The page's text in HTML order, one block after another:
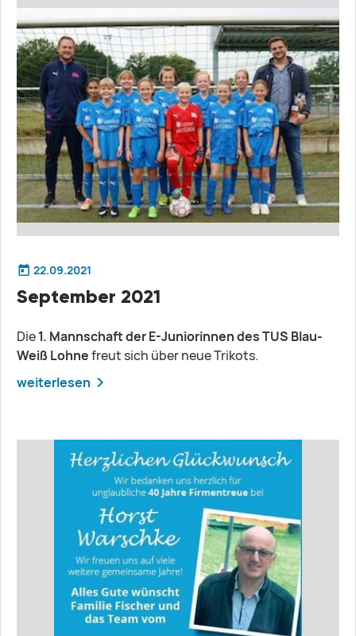
22.09.2021
September 2021
Die1. Mannschaft der E-Juniorinnen des TUS Blau-
WeißLohnefreut sich über neue Trikots.
weiterlesen